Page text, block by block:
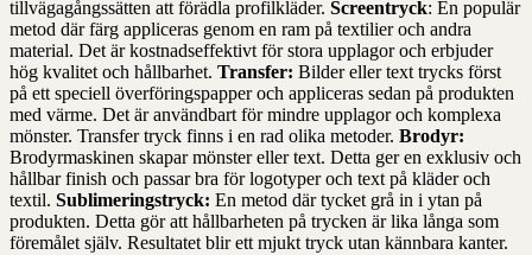
tillvägagångssätten att förädla profilkläder. Screentryck: En populär
metod där färg appliceras genom en ram på textilier och andra
material. Det är kostnadseffektivt för stora upplagor och erbjuder
hög kvalitet och hållbarhet. Transfer: Bilder eller text trycks först
på ett speciell överföringspapper och appliceras sedan på produkten
med värme. Det är användbart för mindre upplagor och komplexa
mönster. Transfer tryck finns i en rad olika metoder. Brodyr:
Brodyrmaskinen skapar mönster eller text. Detta ger en exklusiv och
hållbar finish och passar bra för logotyper och text på kläder och
textil. Sublimeringstryck: En metod där tycket grå in i ytan på
produkten. Detta gör att hållbarheten på trycken är lika långa som
föremålet själv. Resultatet blir ett mjukt tryck utan kännbara kanter.